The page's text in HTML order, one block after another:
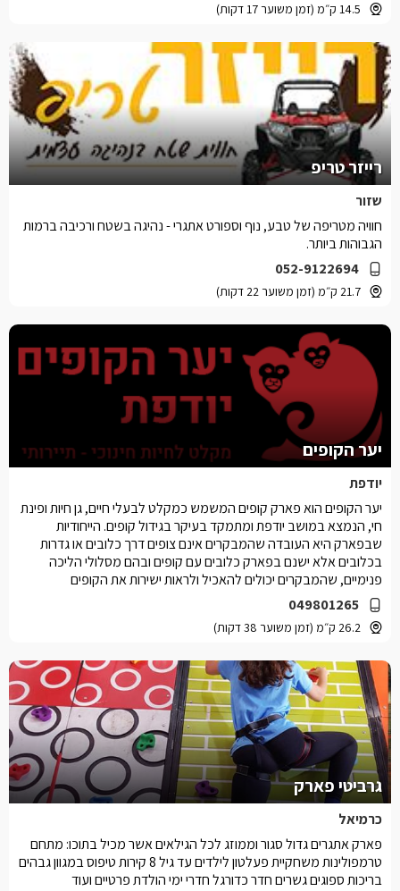
14.5 ק״מ (זמן משוער 17 דקות)
רייזר טריפ
שזור
052-9122694
21.7 ק״מ (זמן משוער 22 דקות)
חוויה מטריפה של טבע, נוף וספורט אתגרי - נהיגה בשטח ורכיבה ברמות
הגבוהות ביותר.
יער הקופים
יודפת
049801265
26.2 ק״מ (זמן משוער 38 דקות)
יער הקופים הוא פארק קופים המשמש כמקלט לבעלי חיים, גן חיות ופינת
חי, הנמצא במושב יודפת ומתמקד בעיקר בגידול קופים. הייחודיות
שבפארק היא העובדה שהמבקרים אינם צופים דרך כלובים או גדרות
בכלובים אלא ישנם בפארק כלובים עם קופים ובהם מסלולי הליכה
פנימיים, שהמבקרים יכולים להאכיל ולראות ישירות את הקופים
גרביטי פארק
כרמיאל
פארק אתגרים גדול סגור וממוזג לכל הגילאים אשר מכיל בתוכו: מתחם
טרמפולינות משחקיית פעלטון לילדים עד גיל 8 קירות טיפוס במגוון גבהים
בריכות ספוגים גשרים חדר כדורגל חדרי ימי הולדת פרטיים ועוד